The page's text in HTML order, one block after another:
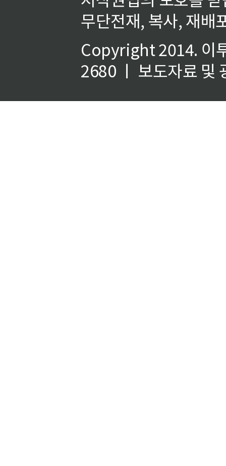
무단전재, 복사, 재배
Copyright 2014. 이
2680 ㅣ 보도자료